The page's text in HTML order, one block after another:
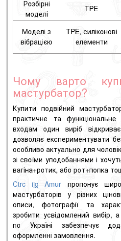
Розбірні
моделі
TPE
Моделі з
вібрацією
TPE, силіконові
елементи
Чому варто
мастурбатор?
Купити подвійний
практичне та
входам один виріб
дозволяє експериментувати
особливо актуально для
зі своїми уподобаннями і
вагіна+ротик, або рот+попка
Ctrc ijg Amur пропонує
мастурбаторів у різних
описи, фотографії та
зробити усвідомлений вибір,
по Україні забезпечує
оформленні замовлення.